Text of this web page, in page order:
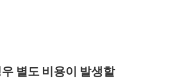
별도 비용이 발생할